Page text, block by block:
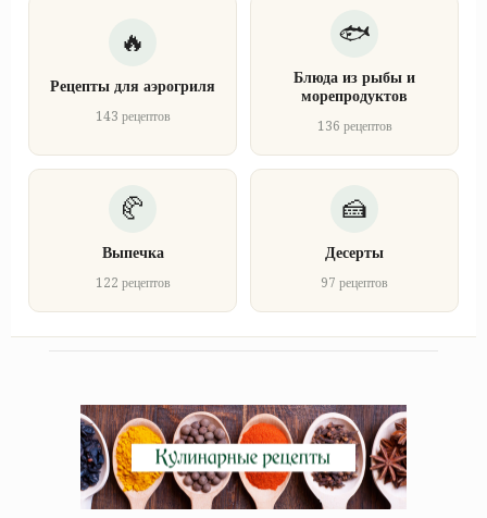
Рецепты для аэрогриля
143 рецептов
Блюда из рыбы и
морепродуктов
136 рецептов
Выпечка
122 рецептов
Десерты
97 рецептов